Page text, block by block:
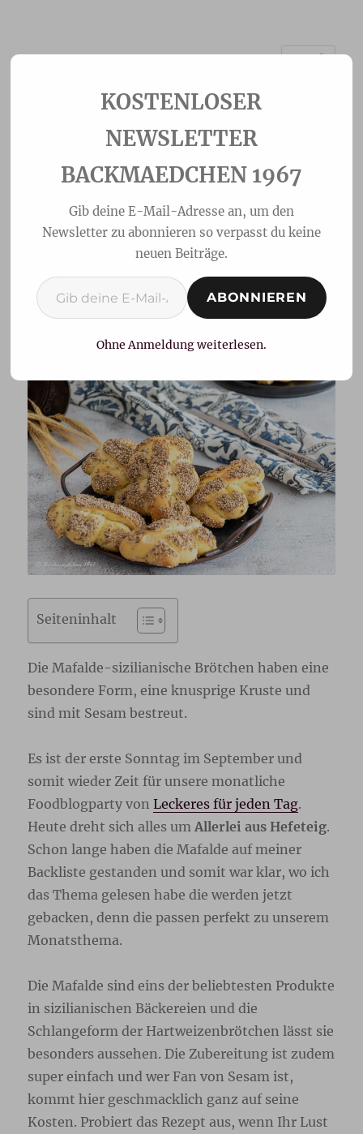
Mafalde-sizilianische
Brötchen
Seiteninhalt
Die Mafalde-sizilianische Brötchen haben eine
besondere Form, eine knusprige Kruste und
sind mit Sesam bestreut.
Es ist der erste Sonntag im September und
somit wieder Zeit für unsere monatliche
Foodblogparty vonLeckeres für jeden Tag.
Heute dreht sich alles um Allerlei aus Hefeteig.
Schon lange haben die Mafalde auf meiner
Backliste gestanden und somit war klar, wo ich
das Thema gelesen habe die werden jetzt
gebacken, denn die passen perfekt zu unserem
Monatsthema.
Die Mafalde sind eins der beliebtesten Produkte
in sizilianischen Bäckereien und die
Schlangeform der Hartweizenbrötchen lässt sie
besonders aussehen. Die Zubereitung ist zudem
super einfach und wer Fan von Sesam ist,
kommt hier geschmacklich ganz auf seine
Kosten. Probiert das Rezept aus, wenn Ihr Lust
NEWSLETTER
BACKMAEDCHEN 1967
Gib deine E-Mail-Adresse an, um den
Newsletter zu abonnieren so verpasst du keine
neuen Beiträge.
Gib deine E-Mail-Adresse ein ...
ABONNIEREN
Ohne Anmeldung weiterlesen.